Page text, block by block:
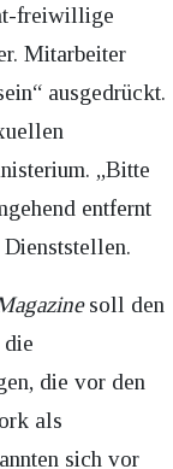
freiwillige
Mitarbeiter
ausgedrückt.
„Bitte
entfernt
soll den
die vor den
als
sich vor